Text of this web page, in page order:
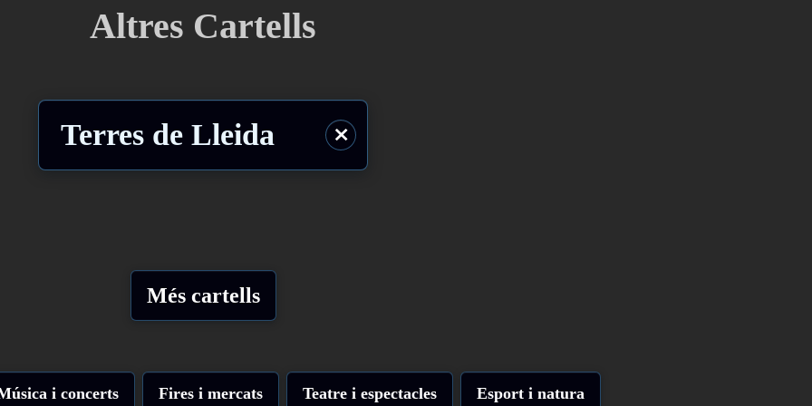
Altres Cartells
Terres de Lleida ⨯
Més cartells
i concerts Fires i mercats Teatre i espectacles Esport i natura